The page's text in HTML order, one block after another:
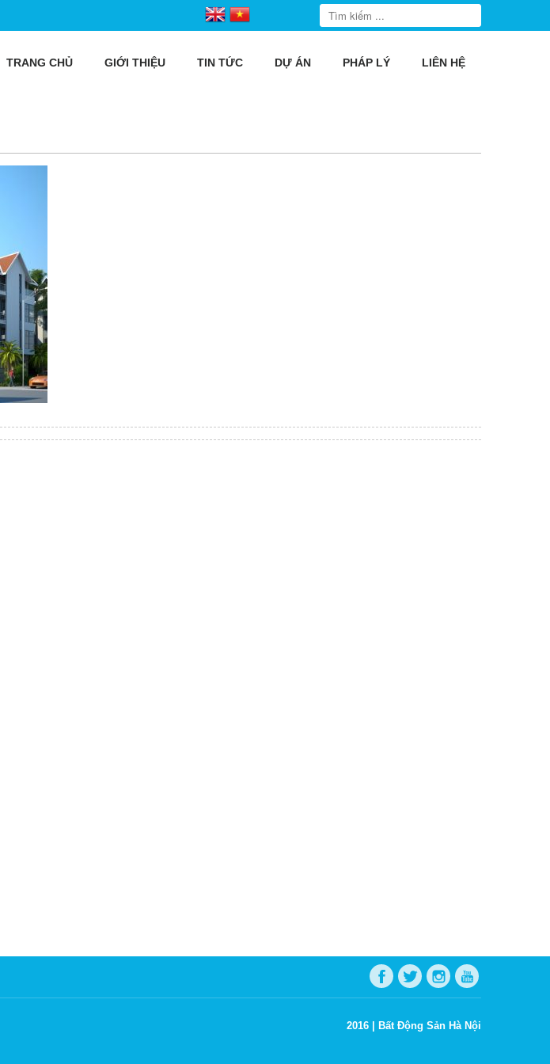
TRANG CHỦ GIỚI THIỆU TIN TỨC DỰ ÁN PHÁP LÝ LIÊN HỆ
2016 | Bất Động Sản Hà Nội